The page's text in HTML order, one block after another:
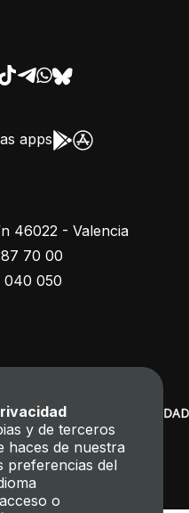
apps
46022 - Valencia
70 00
040 050
y de terceros
haces de nuestra
preferencias del
o